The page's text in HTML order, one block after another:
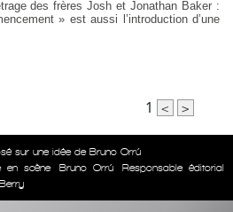
des frères Josh et Jonathan Baker :
» est aussi l’introduction d’une
1 < >
sur une idée de Bruno Orrú
en scène Bruno Orrú
Responsable éditorial